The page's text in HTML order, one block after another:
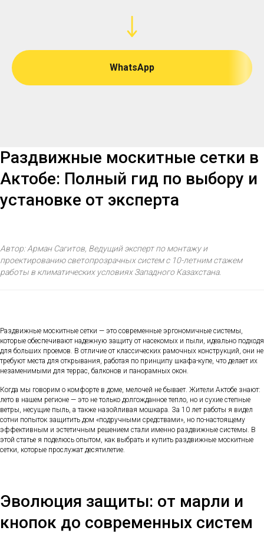
WhatsApp
Раздвижные москитные сетки в
Актобе: Полный гид по выбору и
установке от эксперта
Автор: Арман Сагитов, Ведущий эксперт по монтажу и
проектированию светопрозрачных систем с 10-летним стажем
работы в климатических условиях Западного Казахстана.
Раздвижные москитные сетки — это современные эргономичные системы,
которые обеспечивают надежную защиту от насекомых и пыли, идеально подходя
для больших проемов. В отличие от классических рамочных конструкций, они не
требуют места для открывания, работая по принципу шкафа-купе, что делает их
незаменимыми для террас, балконов и панорамных окон.
Когда мы говорим о комфорте в доме, мелочей не бывает. Жители Актобе знают:
лето в нашем регионе — это не только долгожданное тепло, но и сухие степные
ветры, несущие пыль, а также назойливая мошкара. За 10 лет работы я видел
сотни попыток защитить дом «подручными средствами», но по-настоящему
эффективным и эстетичным решением стали именно раздвижные системы. В
этой статье я поделюсь опытом, как выбрать и купить раздвижные москитные
сетки, которые прослужат десятилетие.
Эволюция защиты: от марли и
кнопок до современных систем